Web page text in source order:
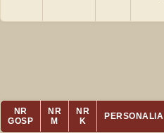
NR
GOSP
NR
M
NR
K
PERSONALIA